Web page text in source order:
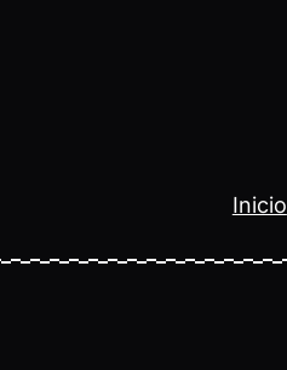
Inicio